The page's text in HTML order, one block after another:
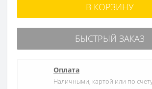
В КОРЗИНУ
БЫСТРЫЙ ЗАКАЗ
Оплата
Наличными, картой или по